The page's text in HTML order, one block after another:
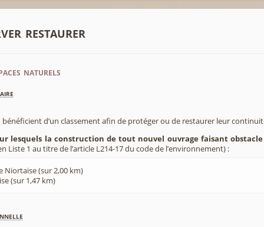
restaurer
naturels
bénéficient d’un classement afin de protéger ou de restaurer leur
lesquels la construction de tout nouvel ouvrage faisant
Liste 1 au titre de l’article L214-17 du code de l’environnement) :
Niortaise (sur 2,00 km)
(sur 1,47 km)